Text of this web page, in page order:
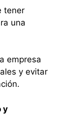
tener
una
empresa
y evitar
y